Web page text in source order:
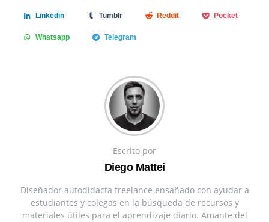
Linkedin Tumblr Reddit Pocket
Whatsapp Telegram
Escrito por
Diego Mattei
Diseñador autodidacta freelance ensañado con ayudar a
estudiantes y colegas en la búsqueda de recursos y
materiales útiles para el aprendizaje diario. Amante del